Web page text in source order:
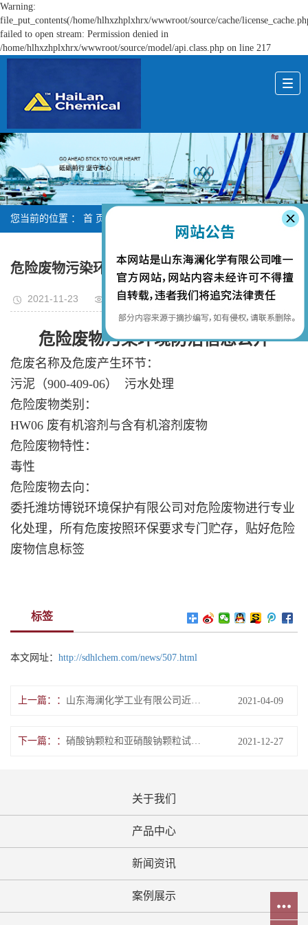
Warning:
file_put_contents(/home/hlhxzhplxhrx/wwwroot/source/cache/
failed to open stream: Permission denied in
/home/hlhxzhplxhrx/wwwroot/source/model/api.class.php on line 217
您当前的位置 ： 首 页 >
危险废物污染环境防治信息公开
2021-11-23 次
危险废物污染环境防治信息公开
危废名称及危废产生环节：
污泥（900-409-06）
污水处理
危险废物类别：
HW06 废有机溶剂与含有机溶剂废物
危险废物特性：
毒性
危险废物去向：
委托潍坊博锐环境保护有限公司对危险废物进行专业
化处理，所有危废按照环保要求专门贮存，贴好危险
废物信息标签
标签
本文网址： http://sdhlchem.com/news/507.html
上一篇： 山东海澜化学工业有限公司近期发展动态 2021-04-09
下一篇： 硝酸钠颗粒和亚硝酸钠颗粒试产成功 2021-12-27
关于我们
产品中心
新闻资讯
案例展示